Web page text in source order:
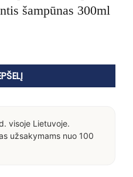
šampūnas 300ml
Tea Tree Special
visoje Lietuvoje.
užsakymams nuo 100